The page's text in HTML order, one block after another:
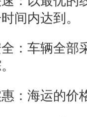
间内达到。
：车辆全部
：海运的价